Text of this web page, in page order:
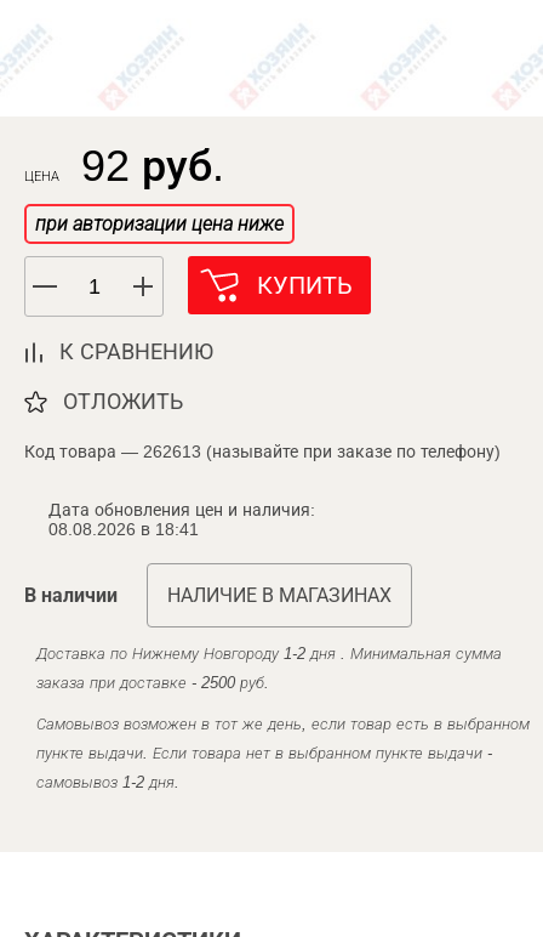
ЦЕНА 92 руб.
при авторизации цена ниже
КУПИТЬ
К СРАВНЕНИЮ
ОТЛОЖИТЬ
Код товара — 262613 (называйте при заказе по телефону)
Дата обновления цен и наличия:
08.08.2026 в 18:41
В наличии НАЛИЧИЕ В МАГАЗИНАХ
Доставка по Нижнему Новгороду 1-2 дня . Минимальная сумма
заказа при доставке - 2500 руб.
Самовывоз возможен в тот же день, если товар есть в выбранном
пункте выдачи. Если товара нет в выбранном пункте выдачи -
самовывоз 1-2 дня.